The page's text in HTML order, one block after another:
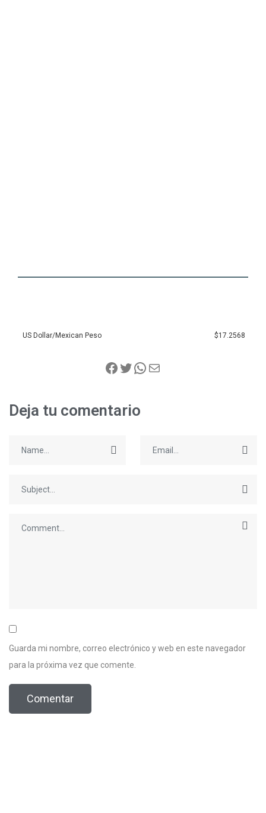
US Dollar/Mexican Peso $17.2568
Deja tu comentario
Guarda mi nombre, correo electrónico y web en este navegador
para la próxima vez que comente.